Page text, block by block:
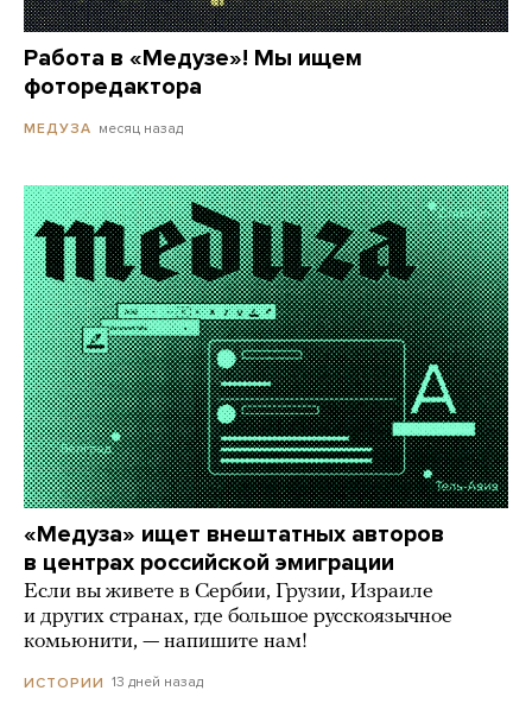
Работа в «Медузе»! Мы ищем
фоторедактора
МЕДУЗА месяц назад
«Медуза» ищет внештатных авторов
в центрах российской эмиграции
Если вы живете в Сербии, Грузии, Израиле
и других странах, где большое русскоязычное
комьюнити, — напишите нам!
ИСТОРИИ 13 дней назад